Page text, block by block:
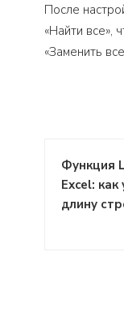
После
«Найти все»,
«Заменить
по
Функция
Excel: как
длину